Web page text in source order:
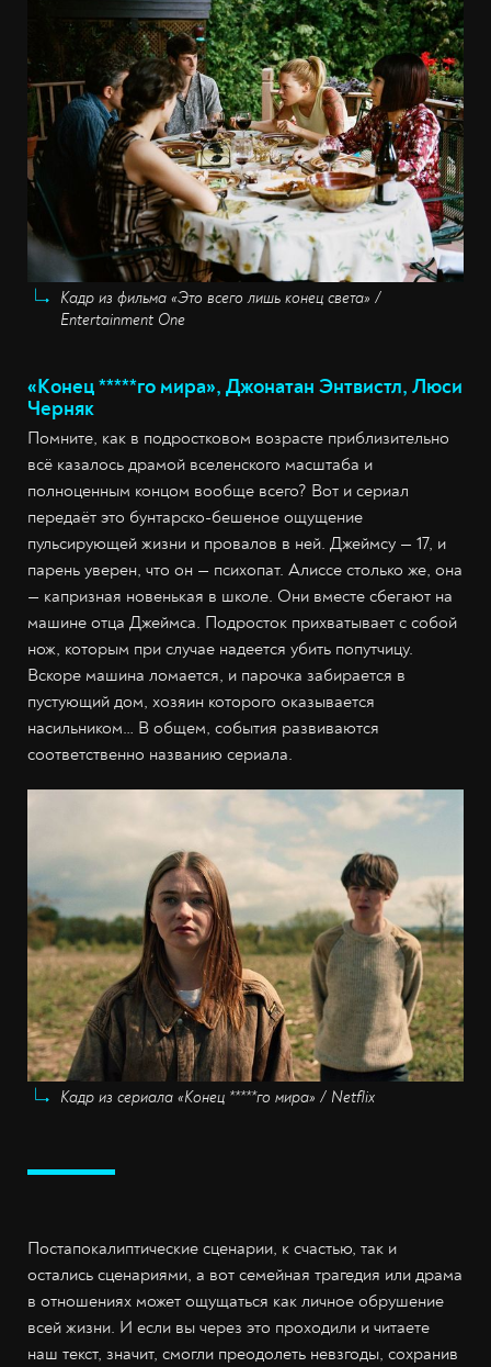
Кадр из фильма «Это всего лишь конец света» /
Entertainment One
«Конец *****го мира», Джонатан Энтвистл, Люси
Черняк
Помните, как в подростковом возрасте приблизительно
всё казалось драмой вселенского масштаба и
полноценным концом вообще всего? Вот и сериал
передаёт это бунтарско-бешеное ощущение
пульсирующей жизни и провалов в ней. Джеймсу — 17, и
парень уверен, что он — психопат. Алиссе столько же, она
— капризная новенькая в школе. Они вместе сбегают на
машине отца Джеймса. Подросток прихватывает с собой
нож, которым при случае надеется убить попутчицу.
Вскоре машина ломается, и парочка забирается в
пустующий дом, хозяин которого оказывается
насильником… В общем, события развиваются
соответственно названию сериала.
Кадр из сериала «Конец *****го мира» / Netflix
Постапокалиптические сценарии, к счастью, так и
остались сценариями, а вот семейная трагедия или драма
в отношениях может ощущаться как личное обрушение
всей жизни. И если вы через это проходили и читаете
наш текст, значит, смогли преодолеть невзгоды, сохранив